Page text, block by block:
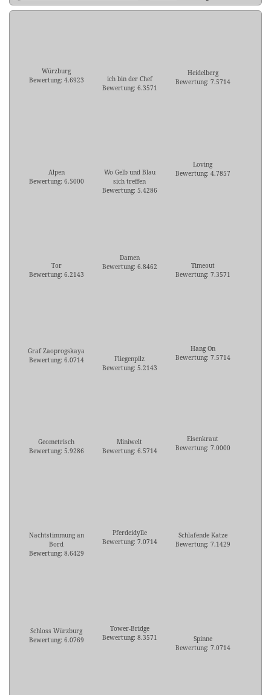
Würzburg
Bewertung: 4.6923
ich bin der Chef
Bewertung: 6.3571
Heidelberg
Bewertung: 7.5714
Alpen
Bewertung: 6.5000
Wo Gelb und Blau
sich treffen
Bewertung: 5.4286
Loving
Bewertung: 4.7857
Tor
Bewertung: 6.2143
Damen
Bewertung: 6.8462
Timeout
Bewertung: 7.3571
Graf Zaoprogskaya
Bewertung: 6.0714
Fliegenpilz
Bewertung: 5.2143
Hang On
Bewertung: 7.5714
Geometrisch
Bewertung: 5.9286
Miniwelt
Bewertung: 6.5714
Eisenkraut
Bewertung: 7.0000
Nachtstimmung an
Bord
Bewertung: 8.6429
Pferdeidylle
Bewertung: 7.0714
Schlafende Katze
Bewertung: 7.1429
Schloss Würzburg
Bewertung: 6.0769
Tower-Bridge
Bewertung: 8.3571
Spinne
Bewertung: 7.0714